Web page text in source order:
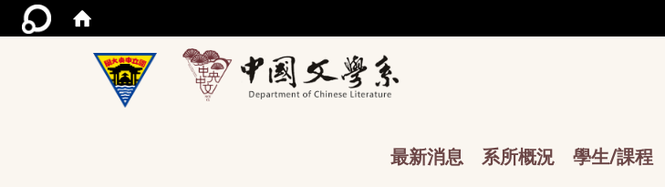
最新消息 系所概況 學生/課程